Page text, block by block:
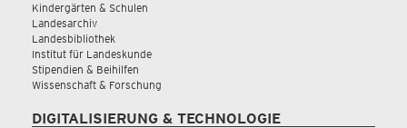
Kindergärten & Schulen
Landesarchiv
Landesbibliothek
Institut für Landeskunde
Stipendien & Beihilfen
Wissenschaft & Forschung
DIGITALISIERUNG & TECHNOLOGIE